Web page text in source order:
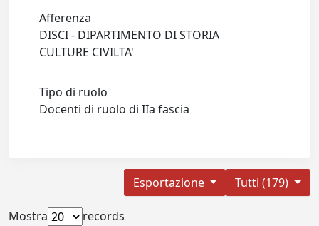
Afferenza
DISCI - DIPARTIMENTO DI STORIA
CULTURE CIVILTA'
Tipo di ruolo
Docenti di ruolo di IIa fascia
Tutti (179)
Esportazione
Mostra
records